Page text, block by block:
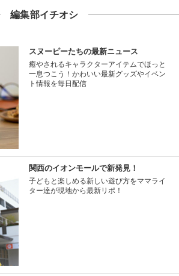
編集部イチオシ
スヌーピーたちの最新ニュース
癒やされるキャラクターアイテムでほっと
一息つこう！かわいい最新グッズやイベン
ト情報を毎日配信
関西のイオンモールで新発見！
子どもと楽しめる新しい遊び方をママライ
ター達が現地から最新リポ！